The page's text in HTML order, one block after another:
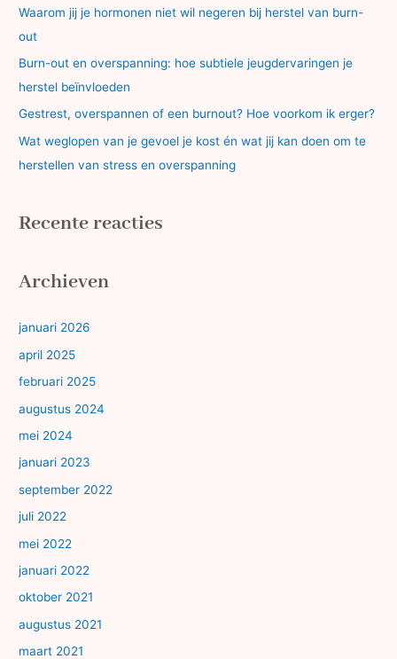
:
Waarom jij je hormonen niet wil negeren bij herstel van burn-
out
Burn-out en overspanning: hoe subtiele jeugdervaringen je
herstel beïnvloeden
Gestrest, overspannen of een burnout? Hoe voorkom ik erger?
Wat weglopen van je gevoel je kost én wat jij kan doen om te
herstellen van stress en overspanning
Recente reacties
Archieven
januari 2026
april 2025
februari 2025
augustus 2024
mei 2024
januari 2023
september 2022
juli 2022
mei 2022
januari 2022
oktober 2021
augustus 2021
maart 2021